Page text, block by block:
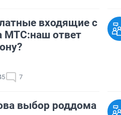
входящие с
МТС:наш ответ
7
выбор роддома